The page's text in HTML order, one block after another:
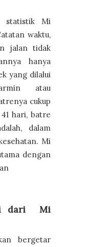
statistik Mi
waktu,
jalan tidak
hanya
yang dilalui
atau
cukup
hari, batre
dalam
Mi
dengan
dari Mi
bergetar